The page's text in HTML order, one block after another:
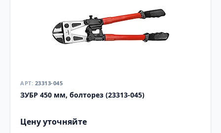
23313-045
ЗУБР 450 мм, болторез (23313-045)
Цену уточняйте